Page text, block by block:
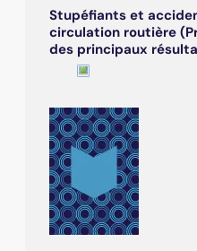
Stupéfiants et
circulation routière
des principaux